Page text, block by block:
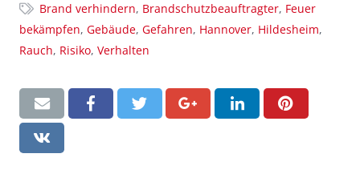
Brand verhindern, Brandschutzbeauftragter, Feuer
bekämpfen, Gebäude, Gefahren, Hannover, Hildesheim,
Rauch, Risiko, Verhalten